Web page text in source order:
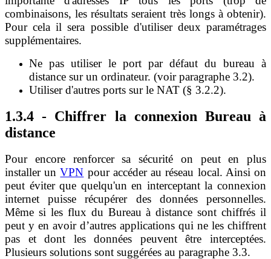
combinaisons, les résultats seraient très longs à obtenir).
Pour cela il sera possible d'utiliser deux paramétrages
supplémentaires.
Ne pas utiliser le port par défaut du bureau à
distance sur un ordinateur. (voir paragraphe 3.2).
Utiliser d'autres ports sur le NAT (§ 3.2.2).
1.3.4 - Chiffrer la connexion Bureau à
distance
Pour encore renforcer sa sécurité on peut en plus
installer unVPN pour accéder au réseau local. Ainsi on
peut éviter que quelqu'un en interceptant la connexion
internet puisse récupérer des données personnelles.
Même si les flux du Bureau à distance sont chiffrés il
peut y en avoir d’autres applications qui ne les chiffrent
pas et dont les données peuvent être interceptées.
Plusieurs solutions sont suggérées au paragraphe 3.3.